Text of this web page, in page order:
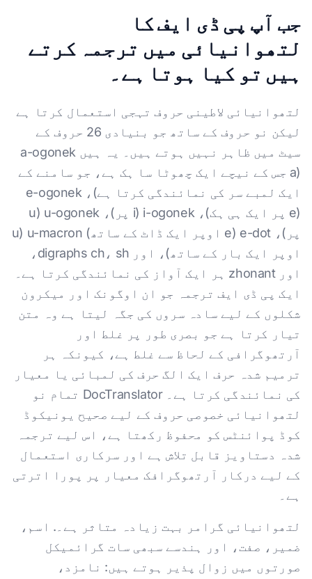
جب آپ پی ڈی ایف کا
لتھوانیائی میں ترجمہ کرتے
ہیں تو کیا ہوتا ہے۔
لتھوانیائی لاطینی حروف تہجی استعمال کرتا ہے
لیکن نو حروف کے ساتھ جو بنیادی 26 حروف کے
سیٹ میں ظاہر نہیں ہوتے ہیں۔ یہ ہیں a-ogonek
(a جس کے نیچے ایک چھوٹا سا ہک ہے، جو سامنے کے
ایک لمبے سر کی نمائندگی کرتا ہے)، e-ogonek
(e پر ایک ہی ہک)، i-ogonek (i پر)، u-ogonek (u
پر)، e-dot (e اوپر ایک ڈاٹ کے ساتھ) u-macron (u
اوپر ایک بار کے ساتھ)، اور digraphs ch، sh،
اور zhonant ہر ایک آواز کی نمائندگی کرتا ہے۔
ایک پی ڈی ایف ترجمہ جو ان اوگونک اور میکرون
شکلوں کے لیے سادہ سروں کی جگہ لیتا ہے وہ متن
تیار کرتا ہے جو بصری طور پر غلط اور
آرتھوگرافی کے لحاظ سے غلط ہے، کیونکہ ہر
ترمیم شدہ حرف ایک الگ حرف کی لمبائی یا معیار
کی نمائندگی کرتا ہے۔ DocTranslator تمام نو
لتھوانیائی خصوصی حروف کے لیے صحیح یونیکوڈ
کوڈ پوائنٹس کو محفوظ رکھتا ہے، اس لیے ترجمہ
شدہ دستاویز قابل تلاش ہے اور سرکاری استعمال
کے لیے درکار آرتھوگرافک معیار پر پورا اترتی
ہے۔
لتھوانیائی گرامر بہت زیادہ متاثر ہے۔. اسم،
ضمیر، صفت، اور ہندسے سبھی سات گرائمیکل
صورتوں میں زوال پذیر ہوتے ہیں: نامزد،